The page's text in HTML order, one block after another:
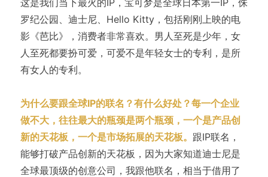
罗纪公园、迪士尼、Hello Kitty，包括刚刚上映的电
影《芭比》，消费者非常喜欢。男人至死是少年，女
人至死都要扮可爱，可爱不是年轻女士的专利，是所
有女人的专利。
为什么要跟全球IP的联名？有什么好处？每一个企业
做不大，往往最大的瓶颈是两个瓶颈，一个是产品创
新的天花板，一个是市场拓展的天花板。 跟IP联名，
能够打破产品创新的天花板，因为大家知道迪士尼是
全球最顶级的创意公司，我跟他联名，相当于借用了